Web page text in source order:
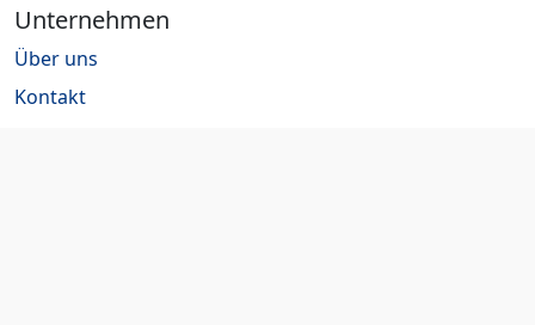
Unternehmen
Über uns
Kontakt